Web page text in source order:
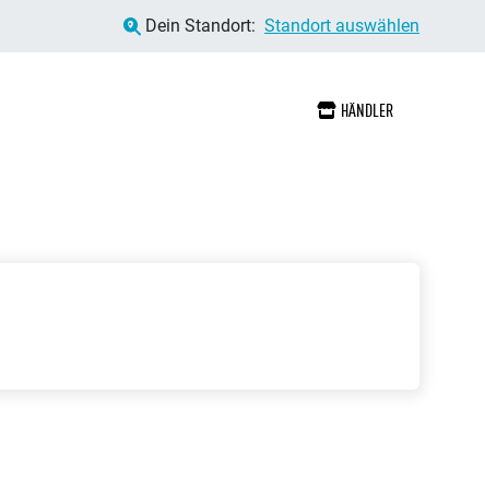
Dein Standort: Standort auswählen
HÄNDLER